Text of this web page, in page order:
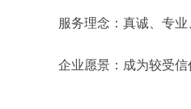
服务理念：真诚、专
企业愿景：成为较受